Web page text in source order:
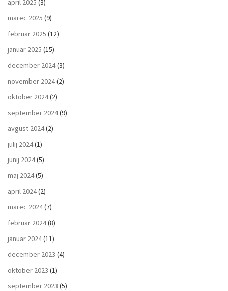
april 2025 (3)
marec 2025 (9)
februar 2025 (12)
januar 2025 (15)
december 2024(3)
november 2024(2)
oktober 2024(2)
september 2024(9)
avgust 2024(2)
julij 2024(1)
junij 2024(5)
maj 2024(5)
april 2024(2)
marec 2024(7)
februar 2024(8)
januar 2024(11)
december 2023 (4)
oktober 2023 (1)
september 2023 (5)